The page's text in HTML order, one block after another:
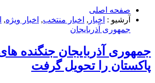
صفحه اصلی
آرشیو : اخبار , اخبار منتخب, اخبار ویژه,
جمهوری آذربایجان
پاکستان را تحویل گرفت